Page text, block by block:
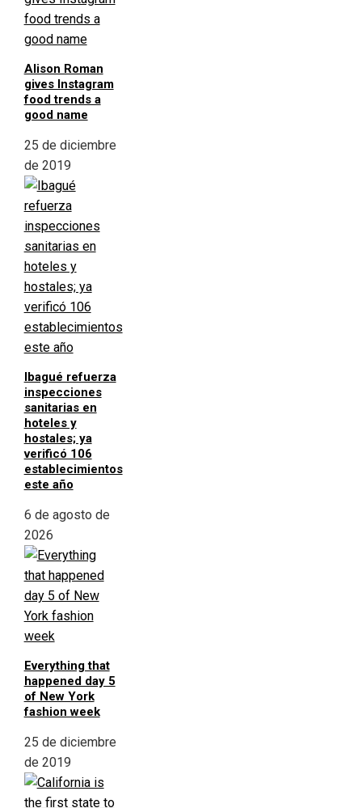
Alison Roman
gives Instagram
food trends a
good name
25 de diciembre
de 2019
Ibagué refuerza
inspecciones
sanitarias en
hoteles y
hostales; ya
verificó 106
establecimientos
este año
6 de agosto de
2026
Everything that
happened day 5
of New York
fashion week
25 de diciembre
de 2019